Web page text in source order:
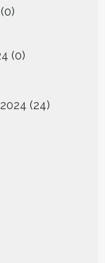
00
0
producten
24
producten